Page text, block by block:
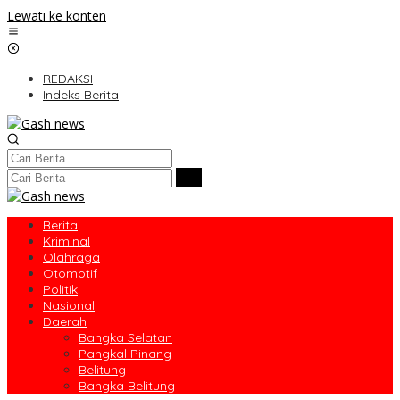
Lewati ke konten
REDAKSI
Indeks Berita
Berita
Kriminal
Olahraga
Otomotif
Politik
Nasional
Daerah
Bangka Selatan
Pangkal Pinang
Belitung
Bangka Belitung